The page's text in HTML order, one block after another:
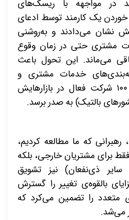
در مواجهه با ریسک‌های
یک کارمند توسط ادعای
نشان می‌دادند و به‌روشنی
مشتری حتی در زمان وقوع
می‌ماند. این تحول باعث
خدمات مشتری و
وفاداری در میان حدود ۱۰۰ شرکت فعال در بازارهایش
بالتیک) به صدر برسد.
که ما مطالعه کردیم،
فقط برای مشتریان خارجی، بلکه
سایر ذی‌نفعان) نیز تشویق
بالقوه‌ی تغییر را گسترش
متعدد را تضمین می‌کرد که
می‌شد.